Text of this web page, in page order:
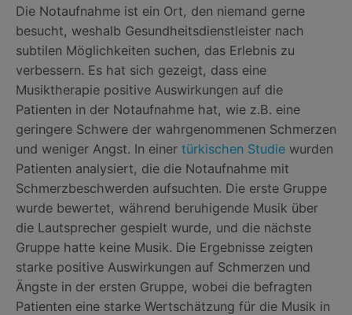
Die Notaufnahme ist ein Ort, den niemand gerne
besucht, weshalb Gesundheitsdienstleister nach
subtilen Möglichkeiten suchen, das Erlebnis zu
verbessern. Es hat sich gezeigt, dass eine
Musiktherapie positive Auswirkungen auf die
Patienten in der Notaufnahme hat, wie z.B. eine
geringere Schwere der wahrgenommenen Schmerzen
und weniger Angst. In einer türkischen Studie wurden
Patienten analysiert, die die Notaufnahme mit
Schmerzbeschwerden aufsuchten. Die erste Gruppe
wurde bewertet, während beruhigende Musik über
die Lautsprecher gespielt wurde, und die nächste
Gruppe hatte keine Musik. Die Ergebnisse zeigten
starke positive Auswirkungen auf Schmerzen und
Ängste in der ersten Gruppe, wobei die befragten
Patienten eine starke Wertschätzung für die Musik in